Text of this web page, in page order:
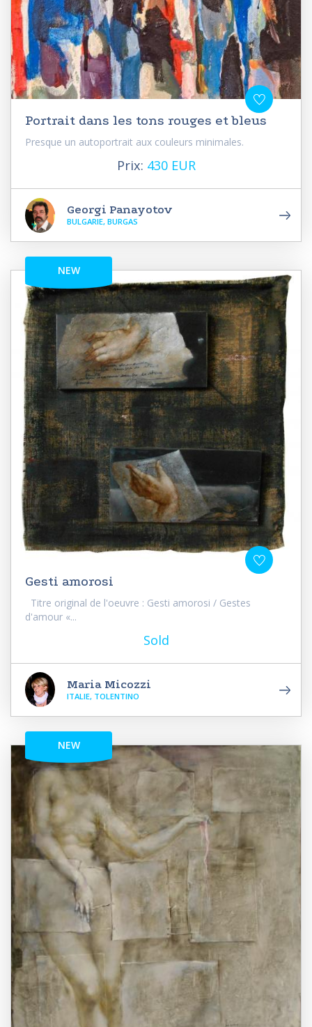
Portrait dans les tons rouges et bleus
Presque un autoportrait aux couleurs minimales.
Prix: 430 EUR
Georgi Panayotov
BULGARIE, BURGAS
NEW
Gesti amorosi
Titre original de l'oeuvre : Gesti amorosi / Gestes
d'amour «...
Sold
Maria Micozzi
ITALIE, TOLENTINO
NEW